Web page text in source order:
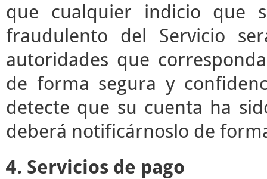
que cualquier indicio que
fraudulento del Servicio
autoridades que
de forma segura y
detecte que su cuenta ha
deberá notificárnoslo de
4. Servicios de pago